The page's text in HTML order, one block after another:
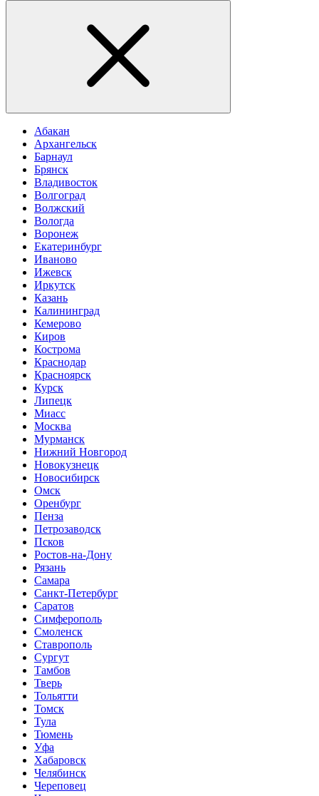
Абакан
Архангельск
Барнаул
Брянск
Владивосток
Волгоград
Волжский
Вологда
Воронеж
Екатеринбург
Иваново
Ижевск
Иркутск
Казань
Калининград
Кемерово
Киров
Кострома
Краснодар
Красноярск
Курск
Липецк
Миасс
Москва
Мурманск
Нижний Новгород
Новокузнецк
Новосибирск
Омск
Оренбург
Пенза
Петрозаводск
Псков
Ростов-на-Дону
Рязань
Самара
Санкт-Петербург
Саратов
Симферополь
Смоленск
Ставрополь
Сургут
Тамбов
Тверь
Тольятти
Томск
Тула
Тюмень
Уфа
Хабаровск
Челябинск
Череповец